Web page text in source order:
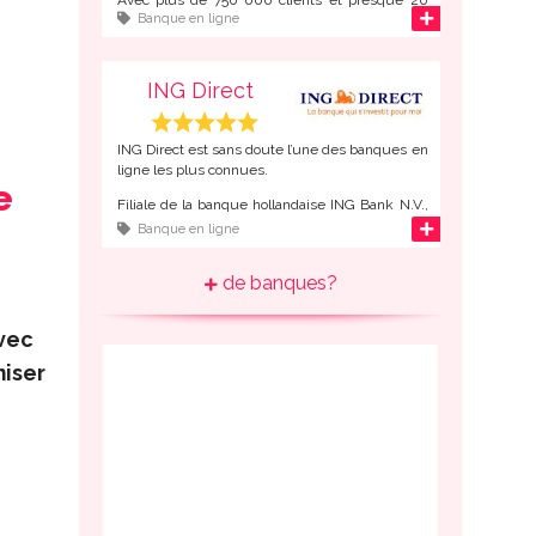
milliards d’Euros d’actifs sur les comptes de ses
ING Direct.
Banque en ligne
ING Direct
ING Direct est sans doute l’une des banques en
ligne les plus connues.
Filiale de la banque hollandaise ING Bank N.V.,
ING Direct compte 22 millions de client à
travers le monde, dont presque un million de
banque en ligne en France.
Banque en ligne
de banques?